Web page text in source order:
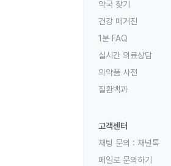
약국 찾기
건강 매거진
1분 FAQ
실시간 의료상담
의약품 사전
질환백과
고객센터
채팅 문의 : 채널톡
메일로 문의하기